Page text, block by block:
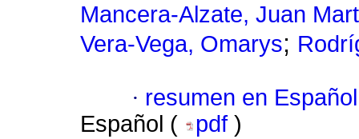
Mancera-Alzate, Juan
Vera-Vega, Omarys;
· resumen en Español
Español (
pdf )